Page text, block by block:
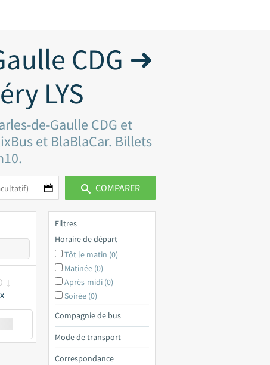
CDG ➜
LYS
de-Gaulle CDG et
et BlaBlaCar. Billets
COMPARER
Filtres
Horaire de départ
Tôt le matin (0)
Matinée (0)
Après-midi (0)
Soirée (0)
Compagnie de bus
Mode de transport
Correspondance